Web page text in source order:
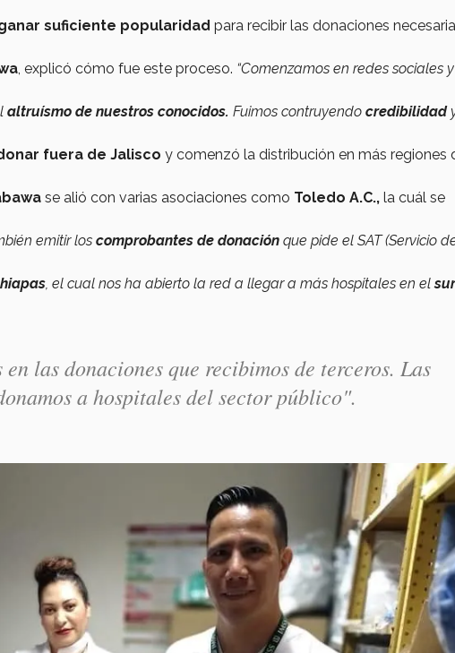
suficiente popularidad para recibir las donaciones
, explicó cómo fue este proceso. “Comenzamos en redes sociales y
altruísmo de nuestros conocidos. Fuimos contruyendo credibilidad
fuera de Jalisco y comenzó la distribución en más regiones
se alió con varias asociaciones como Toledo A.C., la cuál se
emitir los comprobantes de donación que pide el SAT (Servicio
, el cual nos ha abierto la red a llegar a más hospitales en elsur
las donaciones que recibimos de terceros. Las
a hospitales del sector público".